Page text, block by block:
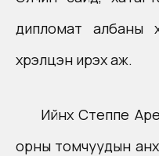
дипломат албаны
хүрэлцэн ирэх аж.
Ийнхүү Степпе
орны томчуудын